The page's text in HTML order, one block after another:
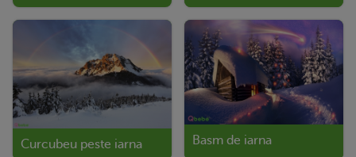
Curcubeu peste iarna Basm de iarna